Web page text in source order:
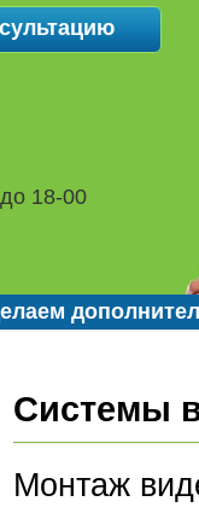
18-00
Системы
Монтаж